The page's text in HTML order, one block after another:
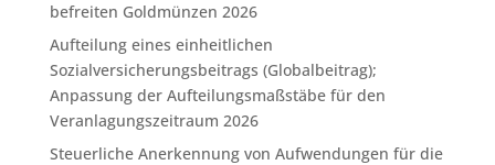
befreiten Goldmünzen 2026
Aufteilung eines einheitlichen
Sozialversicherungsbeitrags (Globalbeitrag);
Anpassung der Aufteilungsmaßstäbe für den
Veranlagungszeitraum 2026
Steuerliche Anerkennung von Aufwendungen für die